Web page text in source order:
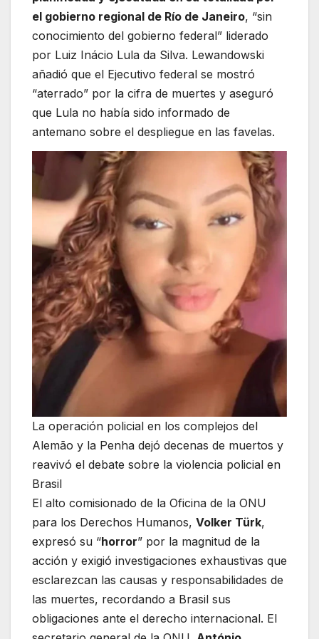
el gobierno regional de Río de Janeiro, “sin
conocimiento del gobierno federal” liderado
por Luiz Inácio Lula da Silva. Lewandowski
añadió que el Ejecutivo federal se mostró
“aterrado” por la cifra de muertes y aseguró
que Lula no había sido informado de
antemano sobre el despliegue en las favelas.
La operación policial en los complejos del
Alemão y la Penha dejó decenas de muertos y
reavivó el debate sobre la violencia policial en
Brasil
El alto comisionado de la Oficina de la ONU
para los Derechos Humanos, Volker Türk,
expresó su “horror” por la magnitud de la
acción y exigió investigaciones exhaustivas que
esclarezcan las causas y responsabilidades de
las muertes, recordando a Brasil sus
obligaciones ante el derecho internacional. El